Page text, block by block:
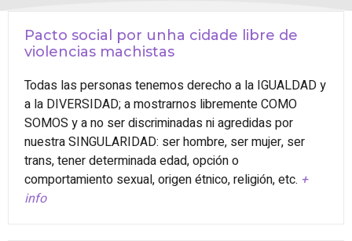
Pacto social por unha cidade libre de
violencias machistas
Todas las personas tenemos derecho a la IGUALDAD y
a la DIVERSIDAD; a mostrarnos libremente COMO
SOMOS y a no ser discriminadas ni agredidas por
nuestra SINGULARIDAD: ser hombre, ser mujer, ser
trans, tener determinada edad, opción o
comportamiento sexual, origen étnico, religión, etc. +
info